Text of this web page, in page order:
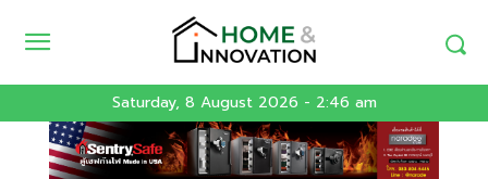
Saturday, 8 August 2026 - 2:46 am